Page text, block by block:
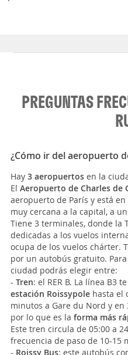
PREGUNTAS
¿Cómo ir del aeropuerto
Hay 3 aeropuertos en la
El Aeropuerto de Charles de
aeropuerto de París y está en
muy cercana a la capital, a
Tiene 3 terminales, donde la
dedicadas a los vuelos
ocupa de los vuelos chárter.
por un autobús gratuito.
ciudad podrás elegir entre:
- Tren: el RER B. La línea B3
estación Roissypole hasta el
minutos a Gare du Nord y en
por lo que es la forma más
Este tren circula de 05:00 a
frecuencia de paso de 10-15
- Roissy Bus: este autobús